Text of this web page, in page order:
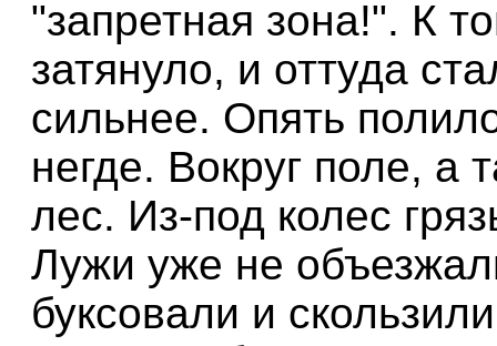
"запретная зона!". К
затянуло, и оттуда
сильнее. Опять
негде. Вокруг поле, а
лес. Из-под колес
Лужи уже не
буксовали и